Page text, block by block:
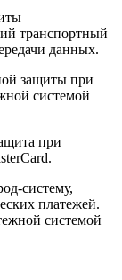
транспортный
данных.
защиты при
системой
при
систему,
платежей.
системой